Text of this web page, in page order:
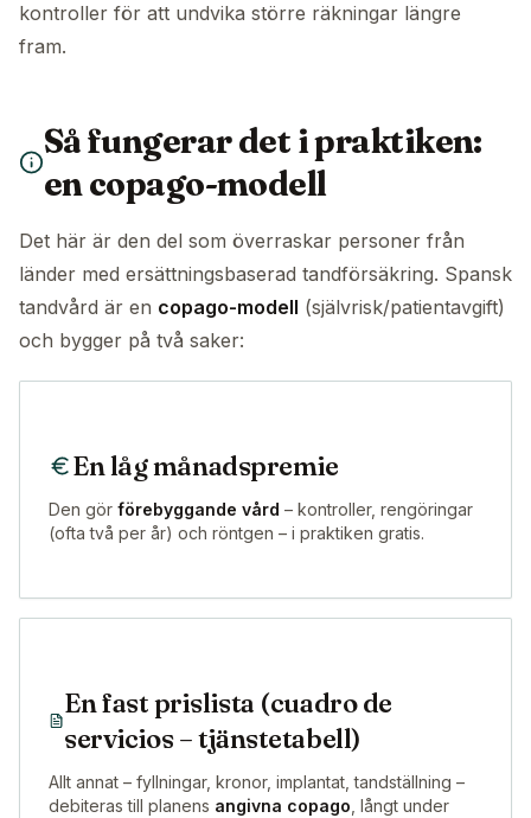
kontroller för att undvika större räkningar längre
fram.
Så fungerar det i praktiken:
en copago-modell
Det här är den del som överraskar personer från
länder med ersättningsbaserad tandförsäkring. Spansk
tandvård är en copago-modell (självrisk/patientavgift)
och bygger på två saker:
En låg månadspremie
Den gör förebyggande vård – kontroller, rengöringar
(ofta två per år) och röntgen – i praktiken gratis.
En fast prislista (cuadro de
servicios – tjänstetabell)
Allt annat – fyllningar, kronor, implantat, tandställning –
debiteras till planens angivna copago , långt under